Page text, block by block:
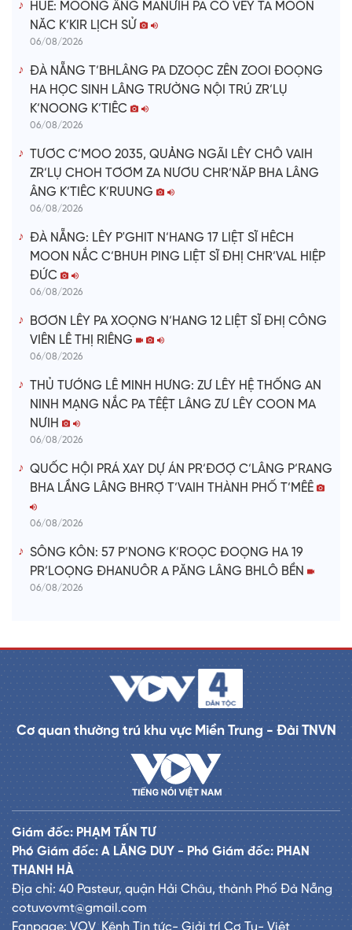
HUẾ: MOONG ÂNG MANƯIH PA CÔ VÊY TA MOON
NĂC K’KIR LỊCH SỬ
06/08/2026
ĐÀ NẴNG T’BHLÂNG PA DZOỌC ZÊN ZOOI ĐOỌNG
HA HỌC SINH LÂNG TRƯỜNG NỘI TRÚ ZR’LỤ
K’NOONG K’TIÊC
06/08/2026
TƯƠC C’MOO 2035, QUẢNG NGÃI LÊY CHÔ VAIH
ZR’LỤ CHOH TƠƠM ZA NƯƠU CHR’NĂP BHA LÂNG
ÂNG K’TIÊC K’RUUNG
06/08/2026
ĐÀ NẴNG: LÊY P'GHIT N’HANG 17 LIỆT SĨ HÊCH
MOON NẮC C’BHUH PING LIỆT SĨ ĐHỊ CHR’VAL HIỆP
ĐỨC
06/08/2026
BƠƠN LÊY PA XOỌNG N’HANG 12 LIỆT SĨ ĐHỊ CÔNG
VIÊN LÊ THỊ RIÊNG
06/08/2026
THỦ TƯỚNG LÊ MINH HƯNG: ZƯ LÊY HỆ THỐNG AN
NINH MẠNG NẮC PA TÊỆT LÂNG ZƯ LÊY COON MA
NƯIH
06/08/2026
QUỐC HỘI PRÁ XAY DỰ ÁN PR’ĐƠỢ C’LÂNG P’RANG
BHA LẦNG LÂNG BHRỢ T’VAIH THÀNH PHỐ T’MÊÊ
06/08/2026
SÔNG KÔN: 57 P’NONG K’ROỌC ĐOỌNG HA 19
PR’LOỌNG ĐHANUÔR A PĂNG LÂNG BHLÔ BỀN
06/08/2026
Cơ quan thường trú khu vực Miền Trung - Đài TNVN
Giám đốc: PHẠM TẤN TƯ
Phó Giám đốc: A LĂNG DUY - Phó Giám đốc: PHAN
THANH HÀ
Địa chỉ: 40 Pasteur, quận Hải Châu, thành Phố Đà Nẵng
cotuvovmt@gmail.com
Fanpage: VOV_Kênh Tin tức- Giải trí Cơ Tu- Việt